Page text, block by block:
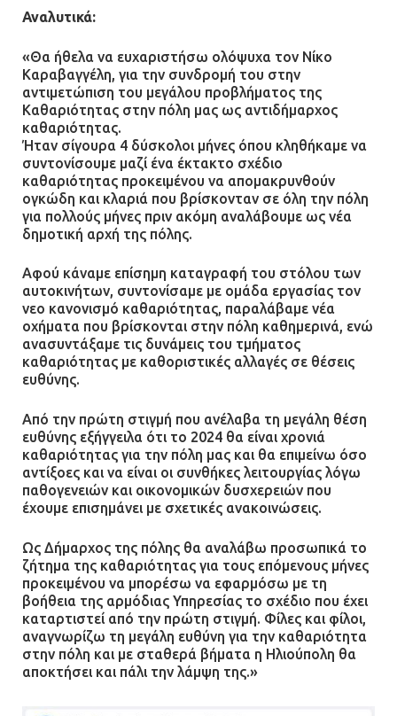
Αναλυτικά:
«Θα ήθελα να ευχαριστήσω ολόψυχα τον Νίκο
Καραβαγγέλη, για την συνδρομή του στην
αντιμετώπιση του μεγάλου προβλήματος της
Καθαριότητας στην πόλη μας ως αντιδήμαρχος
καθαριότητας.
Ήταν σίγουρα 4 δύσκολοι μήνες όπου κληθήκαμε να
συντονίσουμε μαζί ένα έκτακτο σχέδιο
καθαριότητας προκειμένου να απομακρυνθούν
ογκώδη και κλαριά που βρίσκονταν σε όλη την πόλη
για πολλούς μήνες πριν ακόμη αναλάβουμε ως νέα
δημοτική αρχή της πόλης.
Αφού κάναμε επίσημη καταγραφή του στόλου των
αυτοκινήτων, συντονίσαμε με ομάδα εργασίας τον
νεο κανονισμό καθαριότητας, παραλάβαμε νέα
οχήματα που βρίσκονται στην πόλη καθημερινά, ενώ
ανασυντάξαμε τις δυνάμεις του τμήματος
καθαριότητας με καθοριστικές αλλαγές σε θέσεις
ευθύνης.
Από την πρώτη στιγμή που ανέλαβα τη μεγάλη θέση
ευθύνης εξήγγειλα ότι το 2024 θα είναι χρονιά
καθαριότητας για την πόλη μας και θα επιμείνω όσο
αντίξοες και να είναι οι συνθήκες λειτουργίας λόγω
παθογενειών και οικονομικών δυσχερειών που
έχουμε επισημάνει με σχετικές ανακοινώσεις.
Ως Δήμαρχος της πόλης θα αναλάβω προσωπικά το
ζήτημα της καθαριότητας για τους επόμενους μήνες
προκειμένου να μπορέσω να εφαρμόσω με τη
βοήθεια της αρμόδιας Υπηρεσίας το σχέδιο που έχει
καταρτιστεί από την πρώτη στιγμή. Φίλες και φίλοι,
αναγνωρίζω τη μεγάλη ευθύνη για την καθαριότητα
στην πόλη και με σταθερά βήματα η Ηλιούπολη θα
αποκτήσει και πάλι την λάμψη της.»